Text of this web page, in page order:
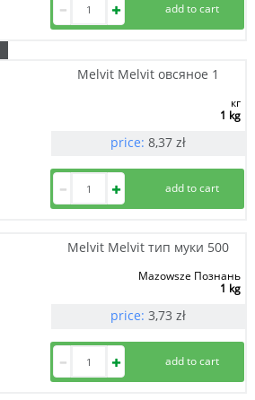
Melvit Melvit овсяное 1
кг
1 kg
price: 8,37 zł
Melvit Melvit тип муки 500
Mazowsze Познань
1 kg
price: 3,73 zł